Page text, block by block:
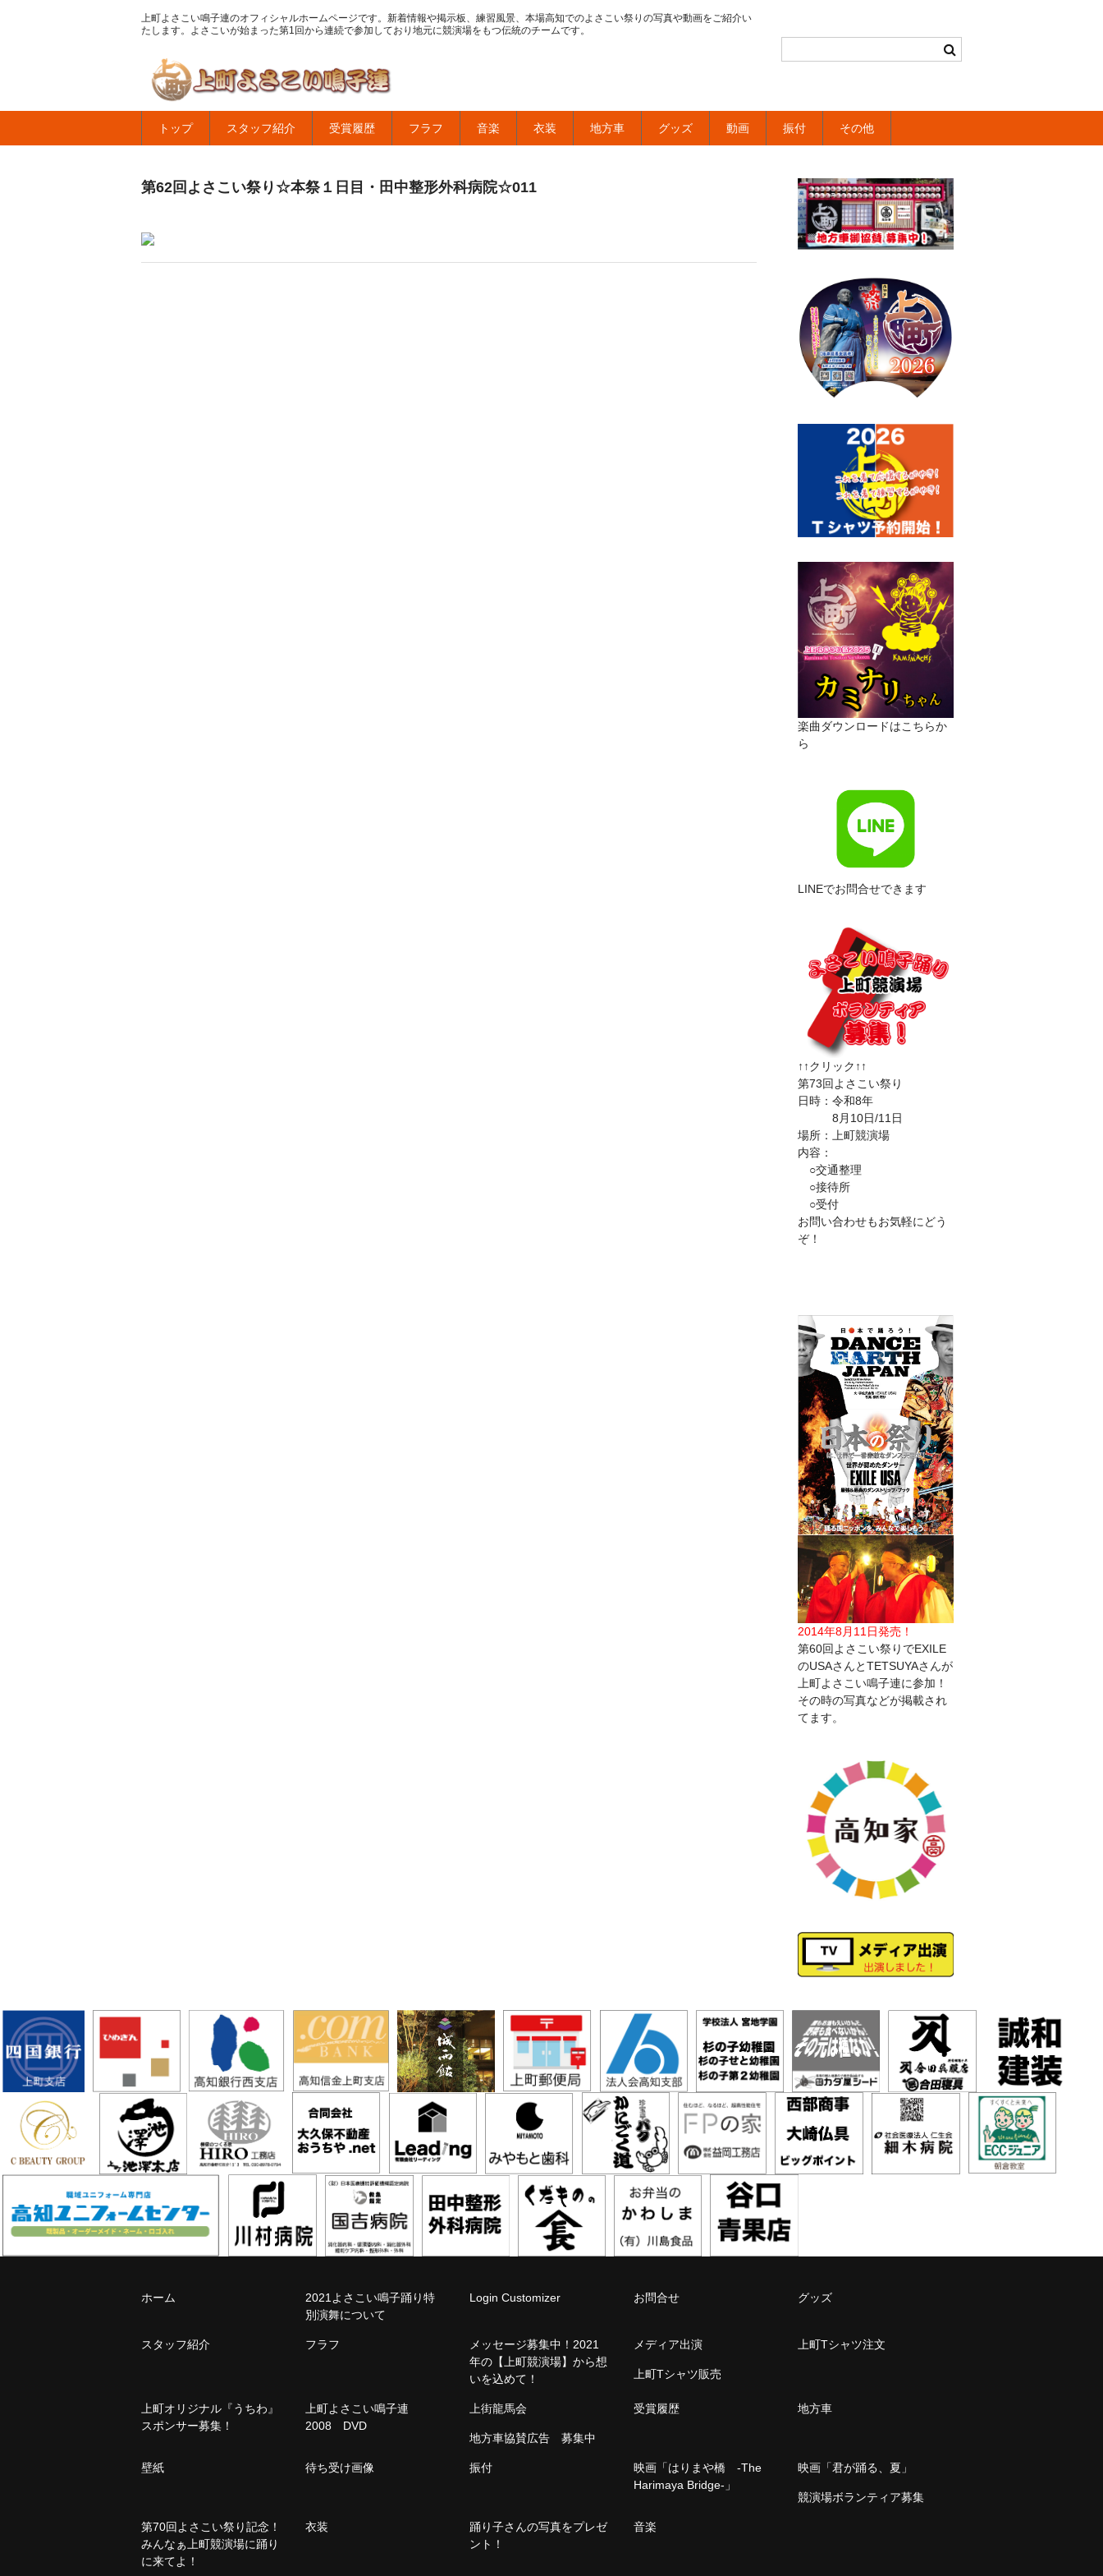
上町よさこい鳴子連のオフィシャルホームページです。新着情報や掲示板、練習風景、本場高知でのよさこい祭りの写真や動画をご紹介い
たします。よさこいが始まった第1回から連続で参加しており地元に競演場をもつ伝統のチームです。
トップ スタッフ紹介 受賞履歴 フラフ 音楽 衣装 地方車 グッズ 動画 振付 その他
第62回よさこい祭り☆本祭１日目・田中整形外科病院☆011
楽曲ダウンロードはこちらか
ら
LINEでお問合せできます
↑↑クリック↑↑
第73回よさこい祭り
日時：令和8年
8月10日/11日
場所：上町競演場
内容：
○交通整理
○接待所
○受付
お問い合わせもお気軽にどう
ぞ！
2014年8月11日発売！
第60回よさこい祭りでEXILE
のUSAさんとTETSUYAさんが
上町よさこい鳴子連に参加！
その時の写真などが掲載され
てます。
ホーム
2021よさこい鳴子踊り特
別演舞について
Login Customizer お問合せ グッズ
スタッフ紹介 フラフ
メッセージ募集中！2021
年の【上町競演場】から想
いを込めて！
メディア出演 上町Tシャツ注文
上町Tシャツ販売
上町オリジナル『うちわ』
スポンサー募集！
上町よさこい鳴子連
2008 DVD
上街龍馬会 受賞履歴 地方車
地方車協賛広告 募集中
壁紙 待ち受け画像 振付
映画「はりまや橋 -The
Harimaya Bridge-」
映画「君が踊る、夏」
競演場ボランティア募集
第70回よさこい祭り記念！
みんなぁ上町競演場に踊り
に来てよ！
衣装
踊り子さんの写真をプレゼ
ント！
音楽